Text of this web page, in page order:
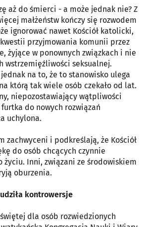
aż do śmierci - a może jednak nie? Z
małżeństw kończy się rozwodem
ignorować nawet Kościół katolicki,
przyjmowania komunii przez
żyjące w ponownych związkach i nie
wstrzemięźliwości seksualnej.
jednak na to, że to stanowisko ulega
którą tak wiele osób czekało od lat.
niepozostawiający wątpliwości
do nowych rozwiązań
uchylona.
zachwyceni i podkreślają, że Kościół
do osób chcących czynnie
życiu. Inni, związani ze środowiskiem
oburzenia.
kontrowersje
dla osób rozwiedzionych